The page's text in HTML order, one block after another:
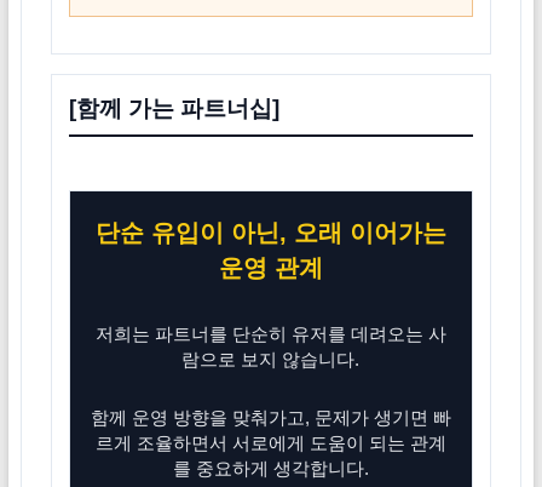
[함께 가는 파트너십]
단순 유입이 아닌, 오래 이어가는
운영 관계
저희는 파트너를 단순히 유저를 데려오는 사
람으로 보지 않습니다.
함께 운영 방향을 맞춰가고, 문제가 생기면 빠
르게 조율하면서 서로에게 도움이 되는 관계
를 중요하게 생각합니다.